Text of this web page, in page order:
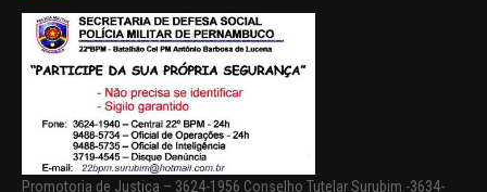
Promotoria de Justiça – 3624-1956 Conselho Tutelar Surubim -3634-